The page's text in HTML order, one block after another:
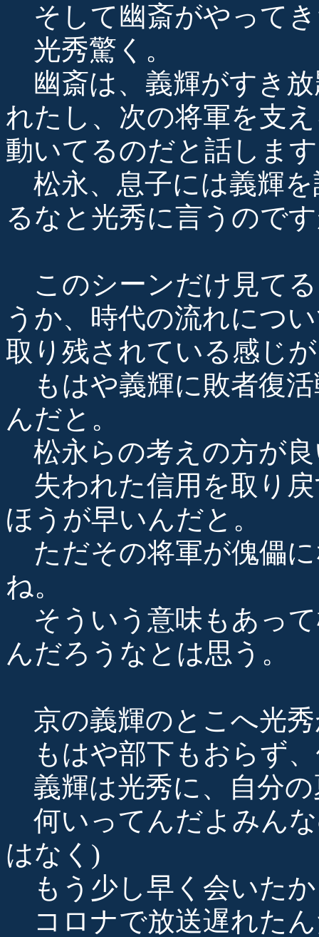
そして幽斎がやって
光秀驚く。
幽斎は、義輝がすき
れたし、次の将軍を支
動いてるのだと話しま
松永、息子には義輝
るなと光秀に言うので
このシーンだけ見て
うか、時代の流れにつ
取り残されている感じ
もはや義輝に敗者復
んだと。
松永らの考えの方が
失われた信用を取り
ほうが早いんだと。
ただその将軍が傀儡
ね。
そういう意味もあっ
んだろうなとは思う。
京の義輝のとこへ光
もはや部下もおらず
義輝は光秀に、自分
何いってんだよみん
はなく)
もう少し早く会いた
コロナで放送遅れた